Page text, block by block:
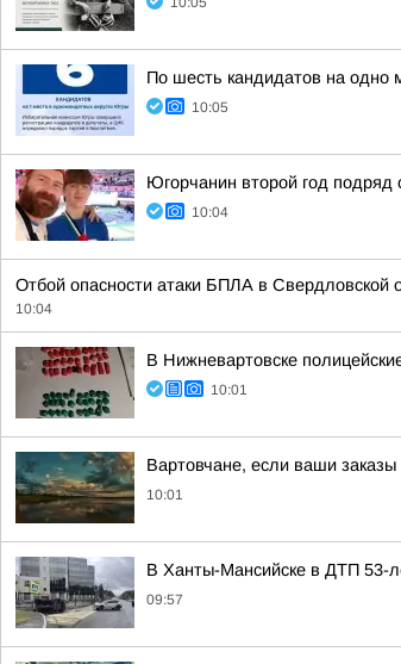
По шесть кандидатов на одно
10:05
Югорчанин второй год
10:04
Отбой опасности атаки БПЛА в Свердловской
10:04
В Нижневартовске
10:01
Вартовчане, если ваши
10:01
В Ханты-Мансийске в ДТП 53-
09:57